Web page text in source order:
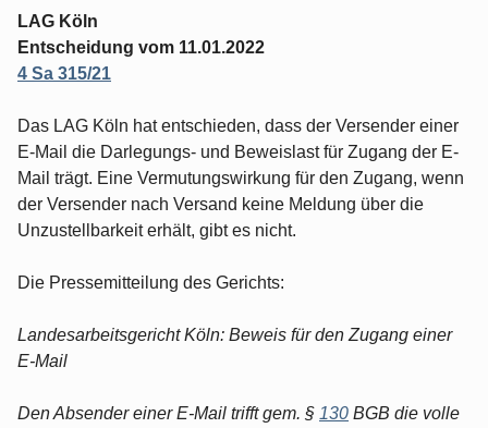
LAG Köln
Entscheidung vom 11.01.2022
4 Sa 315/21
Das LAG Köln hat entschieden, dass der Versender einer
E-Mail die Darlegungs- und Beweislast für Zugang der E-
Mail trägt. Eine Vermutungswirkung für den Zugang, wenn
der Versender nach Versand keine Meldung über die
Unzustellbarkeit erhält, gibt es nicht.
Die Pressemitteilung des Gerichts:
Landesarbeitsgericht Köln: Beweis für den Zugang einer
E-Mail
Den Absender einer E-Mail trifft gem. § 130 BGB die volle